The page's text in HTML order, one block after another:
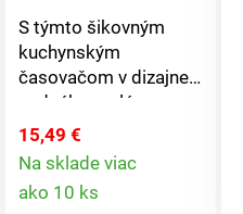
S týmto šikovným
kuchynským
časovačom v dizajne
vodného melónu
budete mať čas vždy
na očiach. Prevádzka
na 2 mikro batérie
AAA, 1,5 V (nie sú
15,49 €
Na sklade viac
ako 10 ks